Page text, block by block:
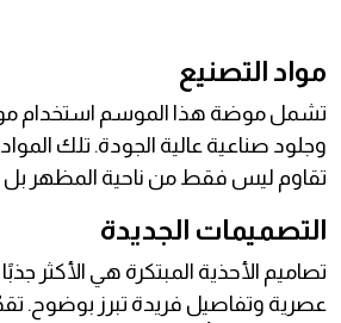
مواد التصنيع
تشمل موضة هذا الموسم استخدام
وجلود صناعية عالية الجودة. تلك
تقاوم ليس فقط من ناحية المظهر بل
التصميمات الجديدة
تصاميم الأحذية المبتكرة هي الأكثر
عصرية وتفاصيل فريدة تبرز بوضوح.